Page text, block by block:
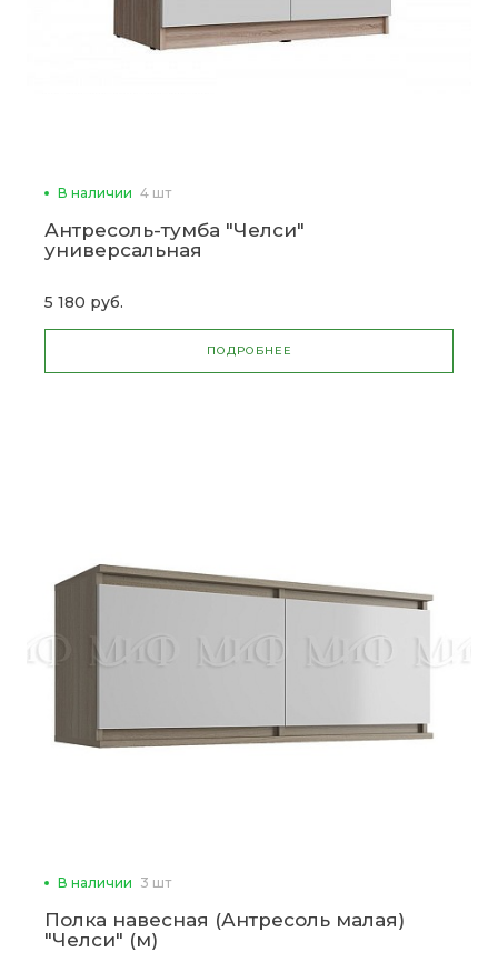
В наличии 4 шт
Антресоль-тумба "Челси"
универсальная
5 180 руб.
ПОДРОБНЕЕ
В наличии 3 шт
Полка навесная (Антресоль малая)
"Челси" (м)